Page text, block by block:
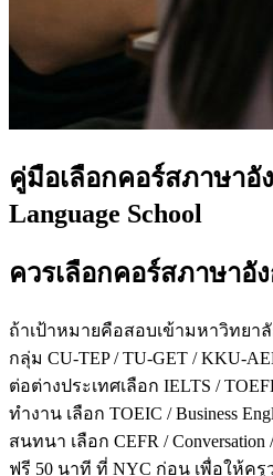
คู่มือเลือกคอร์สภาษาอั
Language School
ควรเลือกคอร์สภาษาอั
ถ้าเป้าหมายคือสอบเข้ามหาวิทยา
กลุ่ม CU-TEP / TU-GET / KKU-
ต่อต่างประเทศเลือก IELTS /
ทำงาน เลือก TOEIC / Business
สนทนา เลือก CEFR / Conversation /
ฟรี 50 นาที ที่ NYC ก่อน เพื่อให้ค